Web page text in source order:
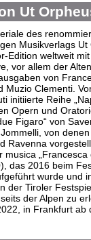
Ut
des
Musikverlags
Edition weltweit
vor allem der
von
Muzio Clementi.
initiierte Reihe
Opern und
Figaro“ von
von
Ravenna
musica
das 2016 beim
wurde und
der Tiroler
der Alpen zu
in Frankfurt ab